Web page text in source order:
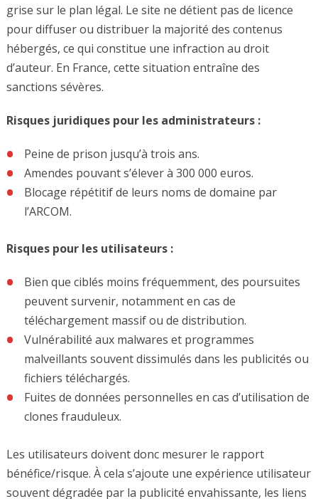
grise sur le plan légal. Le site ne détient pas de licence
pour diffuser ou distribuer la majorité des contenus
hébergés, ce qui constitue une infraction au droit
d’auteur. En France, cette situation entraîne des
sanctions sévères.
Risques juridiques pour les administrateurs :
Peine de prison jusqu’à trois ans.
Amendes pouvant s’élever à 300 000 euros.
Blocage répétitif de leurs noms de domaine par
l’ARCOM.
Risques pour les utilisateurs :
Bien que ciblés moins fréquemment, des poursuites
peuvent survenir, notamment en cas de
téléchargement massif ou de distribution.
Vulnérabilité aux malwares et programmes
malveillants souvent dissimulés dans les publicités ou
fichiers téléchargés.
Fuites de données personnelles en cas d’utilisation de
clones frauduleux.
Les utilisateurs doivent donc mesurer le rapport
bénéfice/risque. À cela s’ajoute une expérience utilisateur
souvent dégradée par la publicité envahissante, les liens